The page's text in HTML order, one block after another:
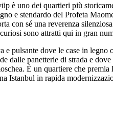
è uno dei quartieri più
e stendardo del Profeta
con sé una reverenza
sono attratti qui in gran
pulsante dove le case in legno
dalle panetterie di strada e
È un quartiere che premia
Istanbul in rapida